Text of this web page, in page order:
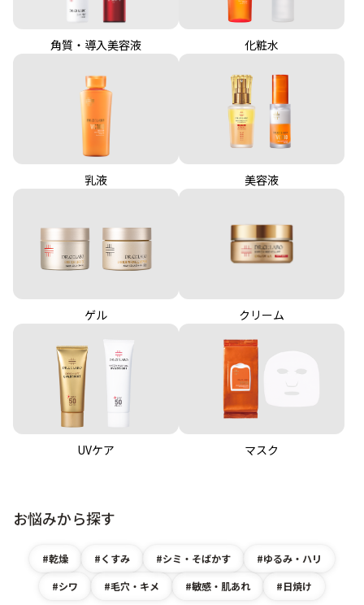
角質・導入美容液 化粧水
乳液 美容液
ゲル クリーム
UVケア マスク
お悩みから探す
乾燥 くすみ シミ・そばかす
ゆるみ・ハリ
シワ
毛穴・キメ 敏感・肌あれ 日焼け